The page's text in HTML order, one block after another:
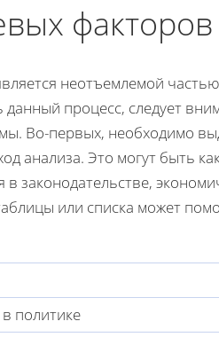
факторов
неотъемлемой
процесс, следует
Во-первых, необходимо
анализа. Это могут быть
законодательстве,
или списка может
политике